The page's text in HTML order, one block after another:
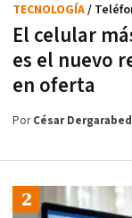
El celular
es el nuevo
en oferta
TECNOLOGÍA/
PorCésar